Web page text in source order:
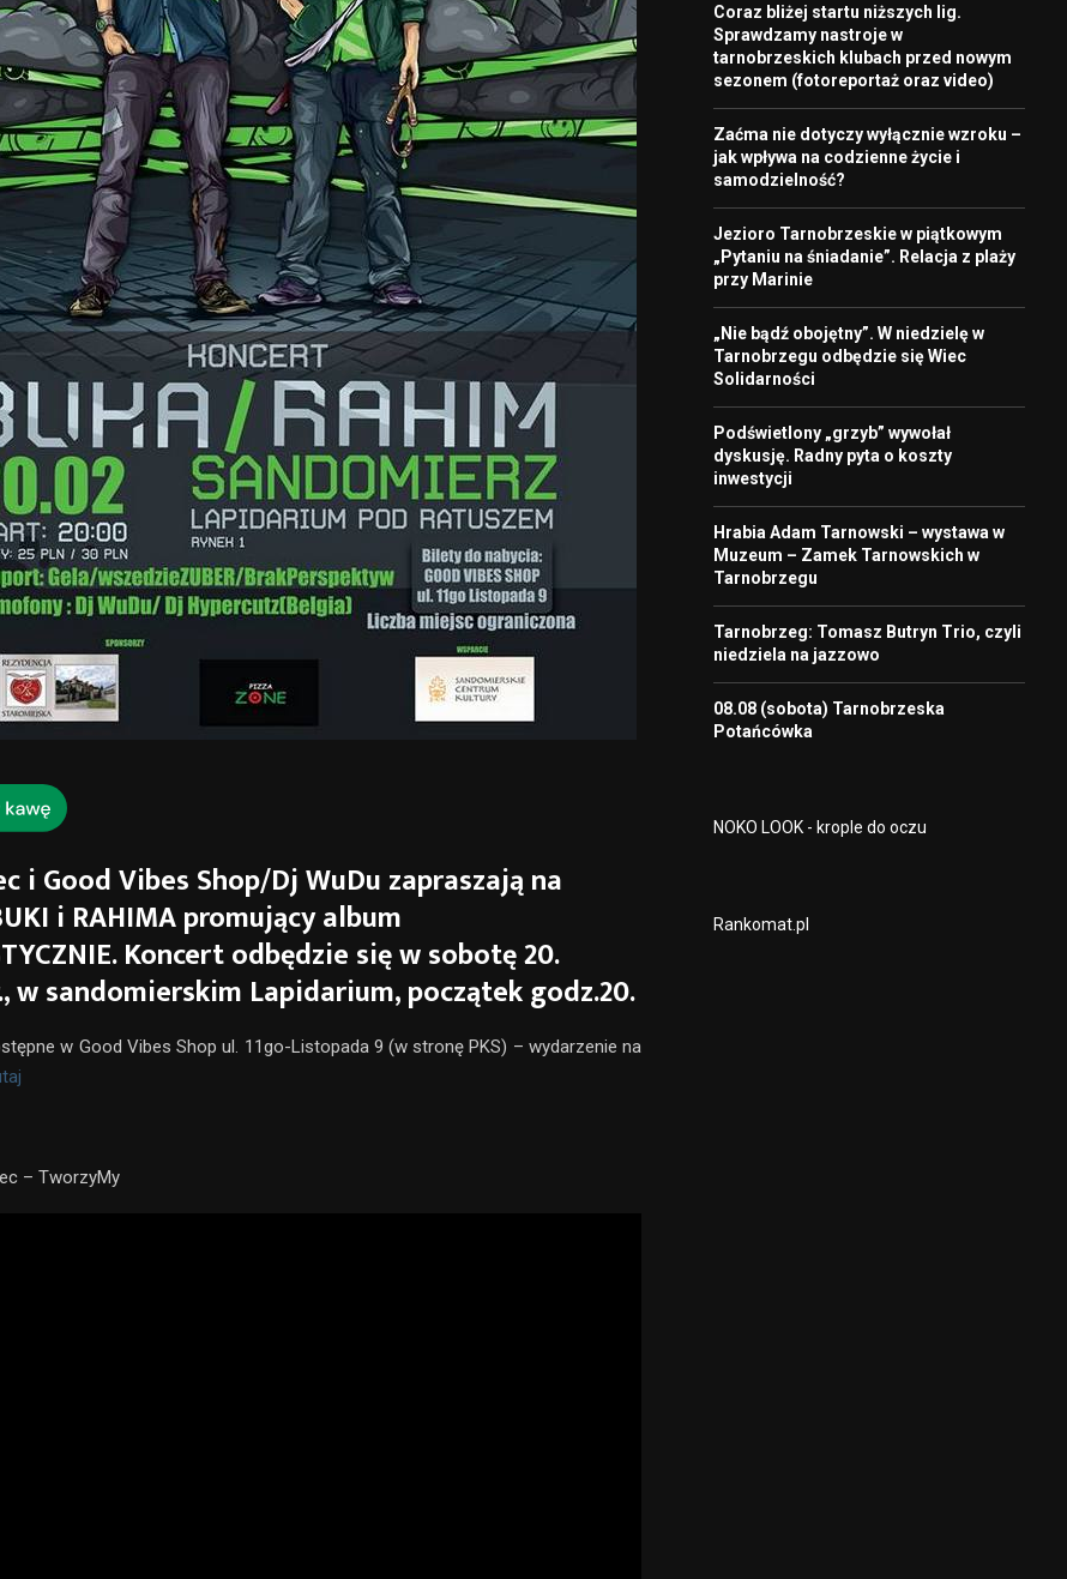
i Good Vibes Shop/Dj WuDu zapraszają na
i RAHIMA promujący album
Koncert odbędzie się w sobotę 20.
w sandomierskim Lapidarium, początek godz.20.
w Good Vibes Shop ul. 11go-Listopada 9 (w stronę PKS) – wydarzenie na
– TworzyMy
Coraz bliżej startu niższych lig.
Sprawdzamy nastroje w
tarnobrzeskich klubach przed nowym
sezonem (fotoreportaż oraz video)
Zaćma nie dotyczy wyłącznie wzroku –
jak wpływa na codzienne życie i
samodzielność?
Jezioro Tarnobrzeskie w piątkowym
„Pytaniu na śniadanie”. Relacja z plaży
przy Marinie
„Nie bądź obojętny”. W niedzielę w
Tarnobrzegu odbędzie się Wiec
Solidarności
Podświetlony „grzyb” wywołał
dyskusję. Radny pyta o koszty
inwestycji
Hrabia Adam Tarnowski – wystawa w
Muzeum – Zamek Tarnowskich w
Tarnobrzegu
Tarnobrzeg: Tomasz Butryn Trio, czyli
niedziela na jazzowo
08.08 (sobota) Tarnobrzeska
Potańcówka
NOKO LOOK - krople do oczu
Rankomat.pl